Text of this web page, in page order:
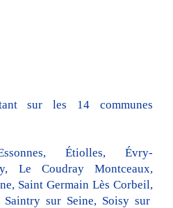
sur les 14 communes
Étiolles, Évry-
Le Coudray Montceaux,
Saint Germain Lès Corbeil,
Saintry sur Seine, Soisy sur